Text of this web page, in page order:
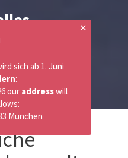
✕
sich ab 1. Juni
:
our addresswill
München